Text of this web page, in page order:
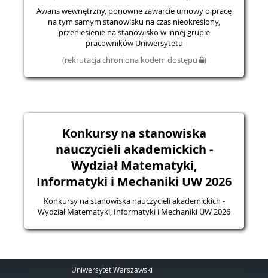
Awans wewnętrzny, ponowne zawarcie umowy o pracę
na tym samym stanowisku na czas nieokreślony,
przeniesienie na stanowisko w innej grupie
pracowników Uniwersytetu
(rekrutacja chroniona kodem dostępu
)
Konkursy na stanowiska
nauczycieli akademickich -
Wydział Matematyki,
Informatyki i Mechaniki UW 2026
Konkursy na stanowiska nauczycieli akademickich -
Wydział Matematyki, Informatyki i Mechaniki UW 2026
Uniwersytet Warszawski